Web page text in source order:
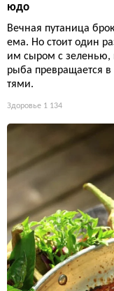
юдо
Вечная путаница
ема. Но стоит один
им сыром с зеленью,
рыба превращается
тями.
Здоровье 1 134